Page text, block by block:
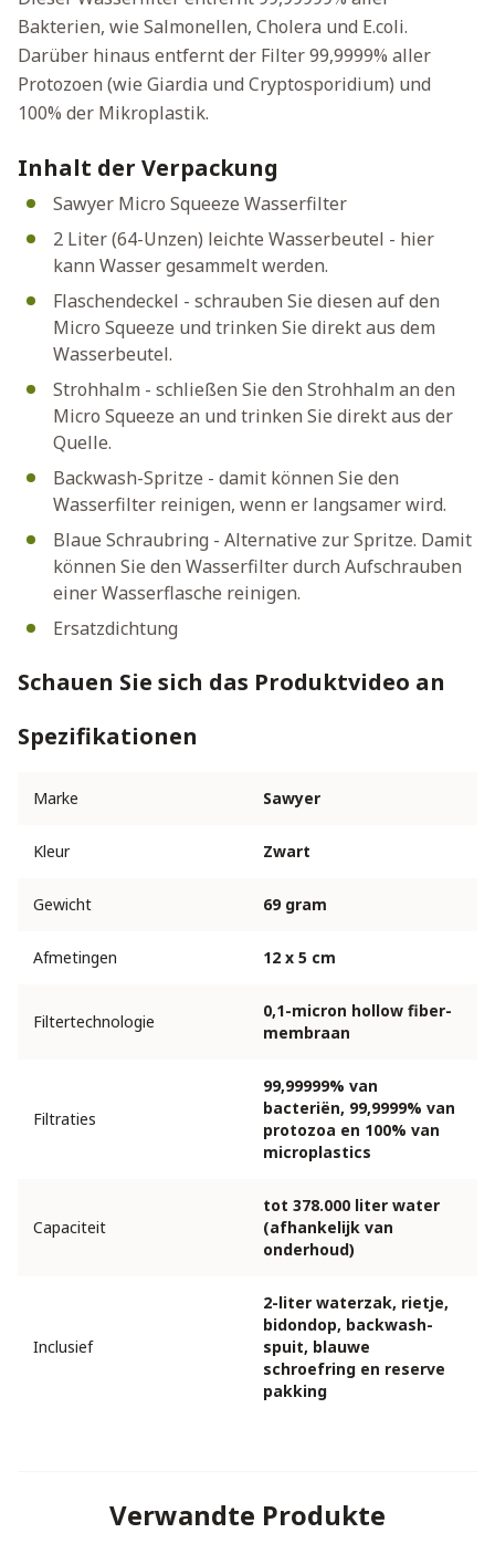
Bakterien, wie Salmonellen, Cholera und E.coli.
Darüber hinaus entfernt der Filter 99,9999% aller
Protozoen (wie Giardia und Cryptosporidium) und
100% der Mikroplastik.
Inhalt der Verpackung
Sawyer Micro Squeeze Wasserfilter
2 Liter (64-Unzen) leichte Wasserbeutel - hier
kann Wasser gesammelt werden.
Flaschendeckel - schrauben Sie diesen auf den
Micro Squeeze und trinken Sie direkt aus dem
Wasserbeutel.
Strohhalm - schließen Sie den Strohhalm an den
Micro Squeeze an und trinken Sie direkt aus der
Quelle.
Backwash-Spritze - damit können Sie den
Wasserfilter reinigen, wenn er langsamer wird.
Blaue Schraubring - Alternative zur Spritze. Damit
können Sie den Wasserfilter durch Aufschrauben
einer Wasserflasche reinigen.
Ersatzdichtung
Schauen Sie sich das Produktvideo an
Spezifikationen
Marke Sawyer
Kleur Zwart
Gewicht 69 gram
Afmetingen 12 x 5 cm
Filtertechnologie
0,1-micron hollow fiber-
membraan
Filtraties
99,99999% van
bacteriën, 99,9999% van
protozoa en 100% van
microplastics
Capaciteit
tot 378.000 liter water
(afhankelijk van
onderhoud)
Inclusief
2-liter waterzak, rietje,
bidondop, backwash-
spuit, blauwe
schroefring en reserve
pakking
Verwandte Produkte